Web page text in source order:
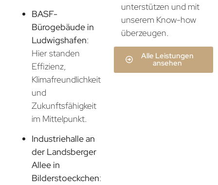
BASF-
Bürogebäude in
Ludwigshafen:
Hier standen
Effizienz,
Klimafreundlichkeit
und
Zukunftsfähigkeit
im Mittelpunkt.
Industriehalle an
der Landsberger
Allee in
Bilderstoeckchen:
unterstützen und mit
unserem Know-how
überzeugen.
Alle Leistungen
ansehen